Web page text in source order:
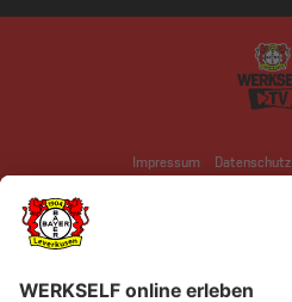
Impressum Datenschutz